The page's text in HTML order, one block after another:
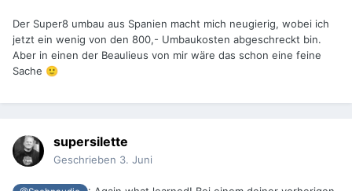
Der Super8 umbau aus Spanien macht mich neugierig, wobei ich
jetzt ein wenig von den 800,- Umbaukosten abgeschreckt bin.
Aber in einen der Beaulieus von mir wäre das schon eine feine
Sache 🙂
supersilette
Geschrieben 3. Juni